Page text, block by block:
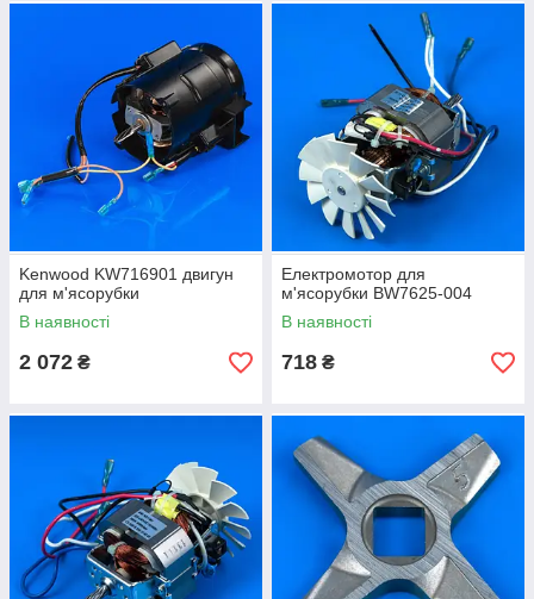
Kenwood KW716901 двигун
для м'ясорубки
В наявності
2 072 ₴
Електромотор для
м'ясорубки BW7625-004
В наявності
718 ₴